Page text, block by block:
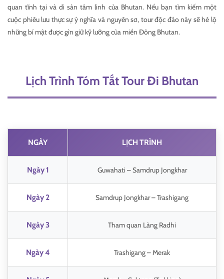
quan tĩnh tại và di sản tâm linh của Bhutan. Nếu bạn tìm kiếm một
cuộc phiêu lưu thực sự ý nghĩa và nguyên sơ, tour độc đáo này sẽ hé lộ
những bí mật được gìn giữ kỹ lưỡng của miền Đông Bhutan.
Lịch Trình Tóm Tắt Tour Đi Bhutan
NGÀY LỊCH TRÌNH
Ngày 1 Guwahati – Samdrup Jongkhar
Ngày 2 Samdrup Jongkhar – Trashigang
Ngày 3 Tham quan Làng Radhi
Ngày 4 Trashigang – Merak